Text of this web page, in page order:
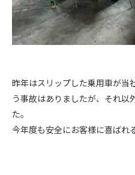
昨年はスリップした乗用車が当
う事故はありましたが、それ以
た。
今年度も安全にお客様に喜ばれ